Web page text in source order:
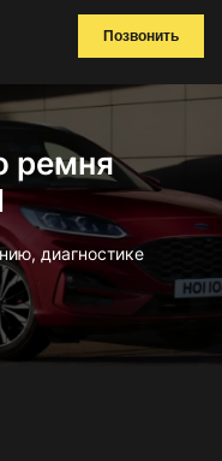
Позвонить
ремня
диагностике